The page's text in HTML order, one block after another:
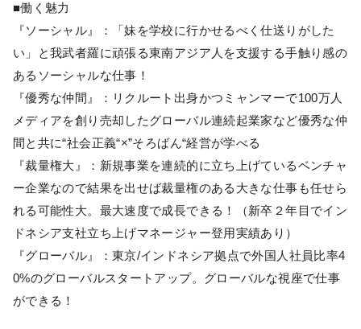
■働く魅力
『ソーシャル』：「妹を学校に行かせるべく仕送りがした
い」と我武者羅に頑張る東南アジア人を支援する手触り感の
あるソーシャルな仕事！
『優秀な仲間』：リクルート出身かつミャンマーで100万人
メディアを創り売却したグローバル連続起業家など優秀な仲
間と共に“社会正義“×”そろばん“経営が学べる
『裁量権大』：新規事業を連続的に立ち上げているベンチャ
ー企業なので結果を出せば裁量権のある大きな仕事も任せら
れる可能性大。最大速度で成長できる！（新卒２年目でイン
ドネシア支社立ち上げマネージャー登用実績あり）
『グローバル』：東京/インドネシア拠点で外国人社員比率4
0%のグローバルスタートアップ。グローバルな視座で仕事
ができる！